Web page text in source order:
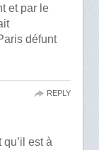
et par le
défunt
est à
REPLY